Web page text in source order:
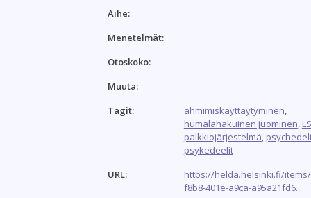
Aihe:
Menetelmät:
Otoskoko:
Muuta:
Tagit:
ahmimiskäyttäytyminen,
humalahakuinen juominen,
palkkiojärjestelmä,
psykedeelit
URL:
https://helda.helsinki.fi/
f8b8-401e-a9ca-a95a21fd6...